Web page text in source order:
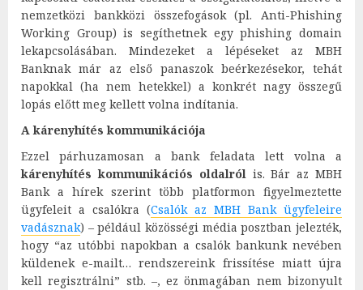
nemzetközi bankközi összefogások (pl. Anti-Phishing
Working Group) is segíthetnek egy phishing domain
lekapcsolásában. Mindezeket a lépéseket az MBH
Banknak már az első panaszok beérkezésekor, tehát
napokkal (ha nem hetekkel) a konkrét nagy összegű
lopás előtt meg kellett volna indítania.
A kárenyhítés kommunikációja
Ezzel párhuzamosan a bank feladata lett volna a
kárenyhítés kommunikációs oldalrólis. Bár az MBH
Bank a hírek szerint több platformon figyelmeztette
ügyfeleit a csalókra (Csalók az MBH Bank ügyfeleire
vadásznak) – például közösségi média posztban jelezték,
hogy “az utóbbi napokban a csalók bankunk nevében
küldenek e-mailt… rendszereink frissítése miatt újra
kell regisztrálni” stb. –, ez önmagában nem bizonyult